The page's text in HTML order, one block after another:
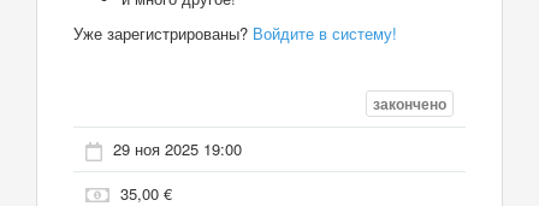
Уже зарегистрированы? Войдите в систему!
закончено
29 ноя 2025 19:00
35,00 €